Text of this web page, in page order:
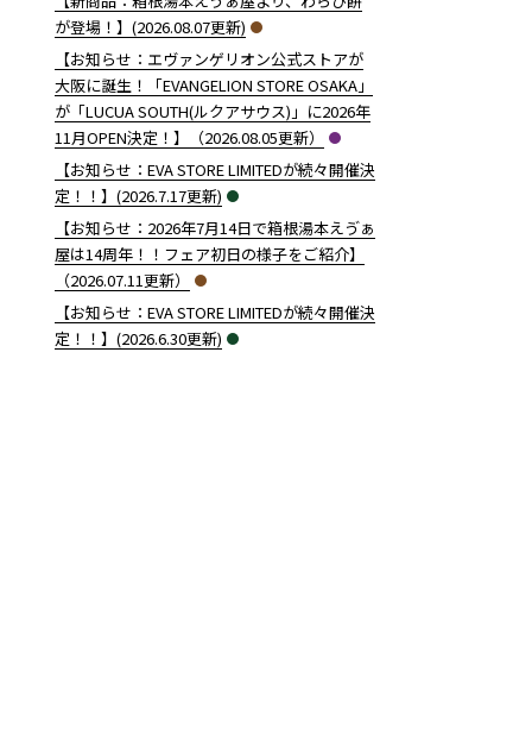
が登場！】(2026.08.07更新)
【お知らせ：エヴァンゲリオン公式ストアが
大阪に誕生！「EVANGELION STORE OSAKA」
が「LUCUA SOUTH(ルクアサウス)」に2026年
11月OPEN決定！】（2026.08.05更新）
【お知らせ：EVA STORE LIMITEDが続々開催決
定！！】(2026.7.17更新)
【お知らせ：2026年7月14日で箱根湯本えゔぁ
屋は14周年！！フェア初日の様子をご紹介】
（2026.07.11更新）
【お知らせ：EVA STORE LIMITEDが続々開催決
定！！】(2026.6.30更新)